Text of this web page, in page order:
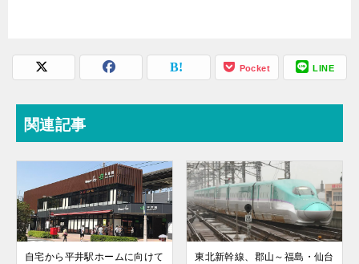
Pocket LINE
関連記事
自宅から平井駅ホームに向けて
東北新幹線、郡山～福島・仙台